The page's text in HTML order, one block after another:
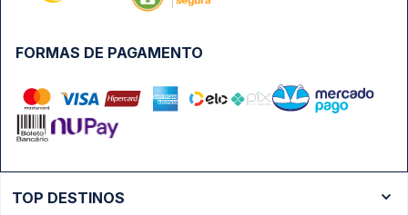
FORMAS DE PAGAMENTO
TOP DESTINOS